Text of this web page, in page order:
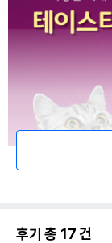
후기 총 17건